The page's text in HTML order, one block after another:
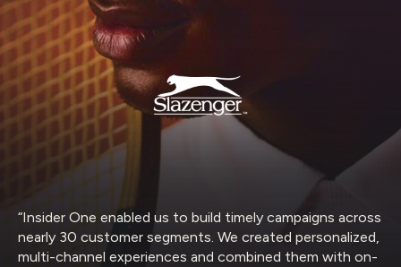
“Insider One enabled us to build timely campaigns across
nearly 30 customer segments. We created personalized,
multi-channel experiences and combined them with on-